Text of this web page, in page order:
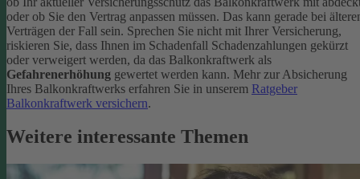
oder ob Sie den Vertrag anpassen müssen. Das kann gerade bei
Verträgen der Fall sein. Sprechen Sie nicht mit Ihrer Versicherung,
riskieren Sie, dass Ihnen im Schadenfall Schadenzahlungen gekürzt
oder verweigert werden, da das Balkonkraftwerk als
Gefahrenerhöhung gewertet werden kann. Mehr zur Absicherung
Ihres Balkonkraftwerks erfahren Sie in unserem Ratgeber
Balkonkraftwerk versichern.
Weitere interessante Themen